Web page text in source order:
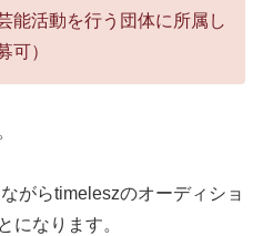
能活動を行う団体に所属し
可）
がらtimeleszのオーディショ
になります。